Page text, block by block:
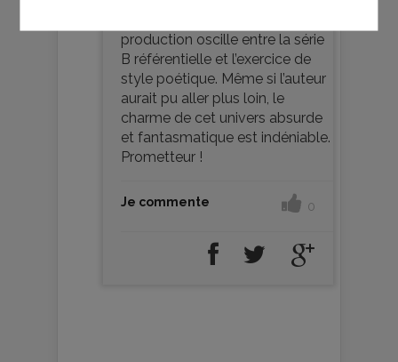
production oscille entre la série
B référentielle et l’exercice de
style poétique. Même si l’auteur
aurait pu aller plus loin, le
charme de cet univers absurde
et fantasmatique est indéniable.
Prometteur !
Je commente 0